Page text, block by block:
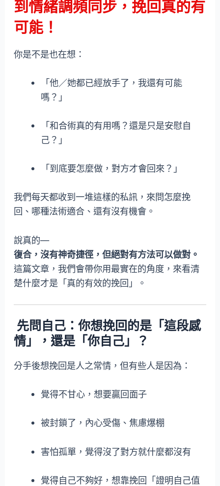
到情緒調頻同步，挽回真的有
可能！
你是不是也在想：
「他／她都已經放手了，我還有可能
嗎？」
「和合術真的有用嗎？還是只是安慰自
己？」
「到底要怎麼做，對方才會回來？」
我們每天都收到一堆這樣的私訊，來問怎麼挽
回、哪種法術適合、還有沒有機會。
說真的—
復合，沒有神奇捷徑，但絕對有方法可以做對。
這篇文章，我們會帶你用最實在的角度，來看清
楚什麼才是「真的有效的挽回」。
先問自己：你想挽回的是「這段感
情」，還是「你自己」？
分手後想挽回是人之常情，但有些人是因為：
覺得不甘心，想要贏回面子
被封鎖了，內心受傷、焦慮爆棚
害怕孤單，覺得沒了對方就什麼都沒有
覺得自己不夠好，想靠挽回「證明自己值